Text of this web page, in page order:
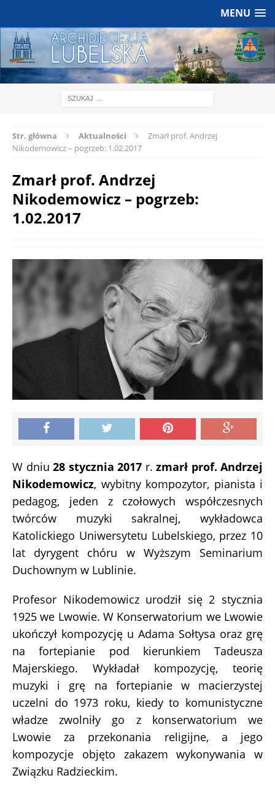
MENU
Str. główna Aktualności
Zmarł prof. Andrzej
Nikodemowicz – pogrzeb: 1.02.2017
Zmarł prof. Andrzej
Nikodemowicz – pogrzeb:
1.02.2017
W dniu 28 stycznia 2017 r. zmarł prof. Andrzej
Nikodemowicz, wybitny kompozytor, pianista i
pedagog, jeden z czołowych współczesnych
twórców muzyki sakralnej, wykładowca
Katolickiego Uniwersytetu Lubelskiego, przez 10
lat dyrygent chóru w Wyższym Seminarium
Duchownym w Lublinie.
Profesor Nikodemowicz urodził się 2 stycznia
1925 we Lwowie. W Konserwatorium we Lwowie
ukończył kompozycję u Adama Sołtysa oraz grę
na fortepianie pod kierunkiem Tadeusza
Majerskiego. Wykładał kompozycję, teorię
muzyki i grę na fortepianie w macierzystej
uczelni do 1973 roku, kiedy to komunistyczne
władze zwolniły go z konserwatorium we
Lwowie za przekonania religijne, a jego
kompozycje objęto zakazem wykonywania w
Związku Radzieckim.